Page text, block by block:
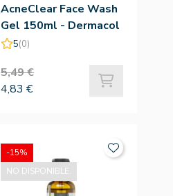
AcneClear Face Wash
Gel 150ml - Dermacol
5(0)
5,49 €
4,83 €
-15%
NO DISPONIBLE.